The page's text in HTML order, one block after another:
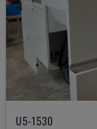
U5-1530